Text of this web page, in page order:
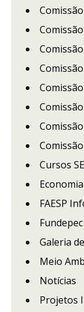
Cursos
Economia
FAESP
Fundepec
Galeria
Meio
Notícias
Projetos